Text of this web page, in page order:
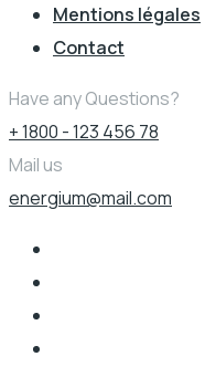
Mentions légales
Contact
Have any Questions?
+ 1800 - 123 456 78
Mail us
energium@mail.com